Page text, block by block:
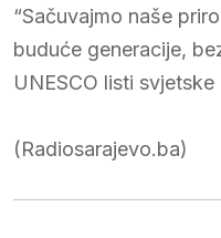
“Sačuvajmo naše
buduće generacije,
UNESCO listi
(Radiosarajevo.ba)